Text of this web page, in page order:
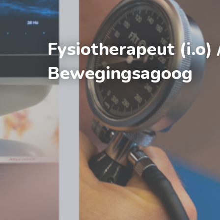
Fysiotherapeut (i.o)
Bewegingsagoog